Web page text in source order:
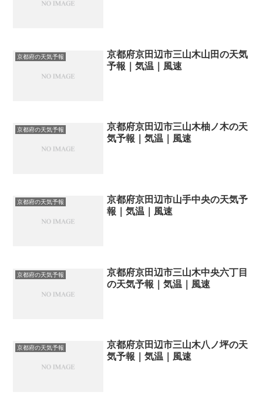
京都府の天気予報
京都府京田辺市三山木山田の天気
予報｜気温｜風速
京都府の天気予報
京都府京田辺市三山木柚ノ木の天
気予報｜気温｜風速
京都府の天気予報
京都府京田辺市山手中央の天気予
報｜気温｜風速
京都府の天気予報
京都府京田辺市三山木中央六丁目
の天気予報｜気温｜風速
京都府の天気予報
京都府京田辺市三山木八ノ坪の天
気予報｜気温｜風速